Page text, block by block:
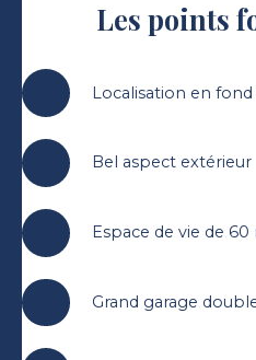
Les points
Localisation en
Bel aspect extérieur
Espace de vie de 60
Grand garage